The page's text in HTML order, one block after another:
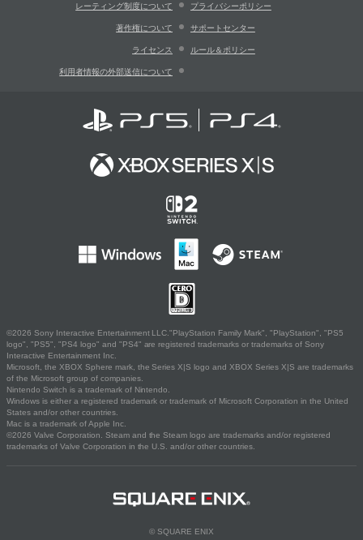
レーティング制度について プライバシーポリシー
著作権について サポートセンター
ライセンス ルール＆ポリシー
利用者情報の外部送信について
©2026 Sony Interactive Entertainment LLC."PlayStation Family Mark", "PlayStation", "PS5
logo", "PS5", "PS4 logo" and "PS4" are registered trademarks or trademarks of Sony
Interactive Entertainment Inc.
Microsoft, the XBOX Sphere mark, the Series X|S logo and XBOX Series X|S are trademarks
of the Microsoft group of companies.
Nintendo Switch is a trademark of Nintendo.
Windows is either a registered trademark or trademark of Microsoft Corporation in the United
States and/or other countries.
Mac is a trademark of Apple Inc.
©2026 Valve Corporation. Steam and the Steam logo are trademarks and/or registered
trademarks of Valve Corporation in the U.S. and/or other countries.
© SQUARE ENIX